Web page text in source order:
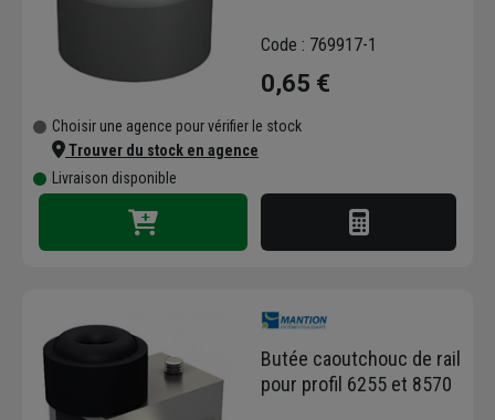
Code : 769917-1
0,65 €
Choisir une agence pour vérifier le stock
Trouver du stock en agence
Livraison disponible
Butée caoutchouc de rail
pour profil 6255 et 8570